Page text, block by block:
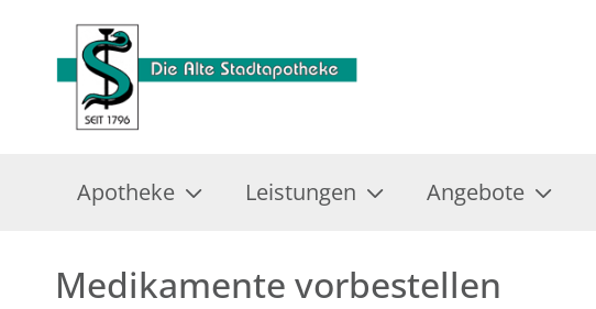
Apotheke Leistungen Angebote
Medikamente vorbestellen